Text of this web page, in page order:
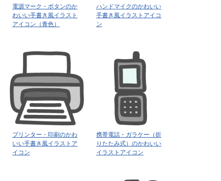
電源マーク・ボタンのか
わいい手書き風イラスト
アイコン（青色）
ハンドマイクのかわいい
手書き風イラストアイコ
ン
プリンター・印刷のかわ
いい手書き風イラストア
イコン
携帯電話・ガラケー（折
りたたみ式）のかわいい
イラストアイコン